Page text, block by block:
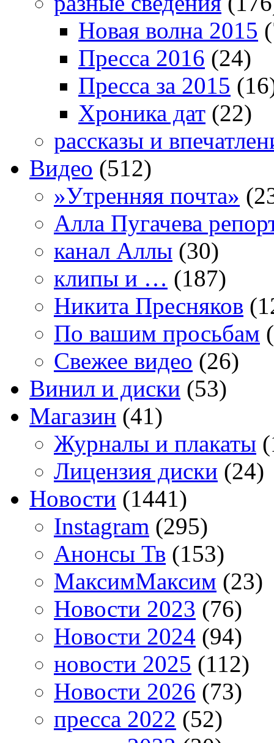
Новая волна 2015
Пресса 2016 (24)
Пресса за 2015
Хроника дат (22)
рассказы и
Видео (512)
»Утренняя почта»
Алла Пугачева
канал Аллы (30)
клипы и … (187)
Никита Пресняков
По вашим просьбам
Свежее видео (26)
Винил и диски (53)
Магазин (41)
Журналы и плакаты
Лицензия диски (24)
Новости (1441)
Instagram (295)
Анонсы Тв (153)
МаксимМаксим (23)
Новости 2023 (76)
Новости 2024 (94)
новости 2025 (112)
Новости 2026 (73)
пресса 2022 (52)